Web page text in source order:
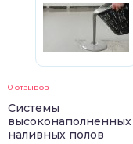
0 отзывов
Системы
высоконаполненных
наливных полов